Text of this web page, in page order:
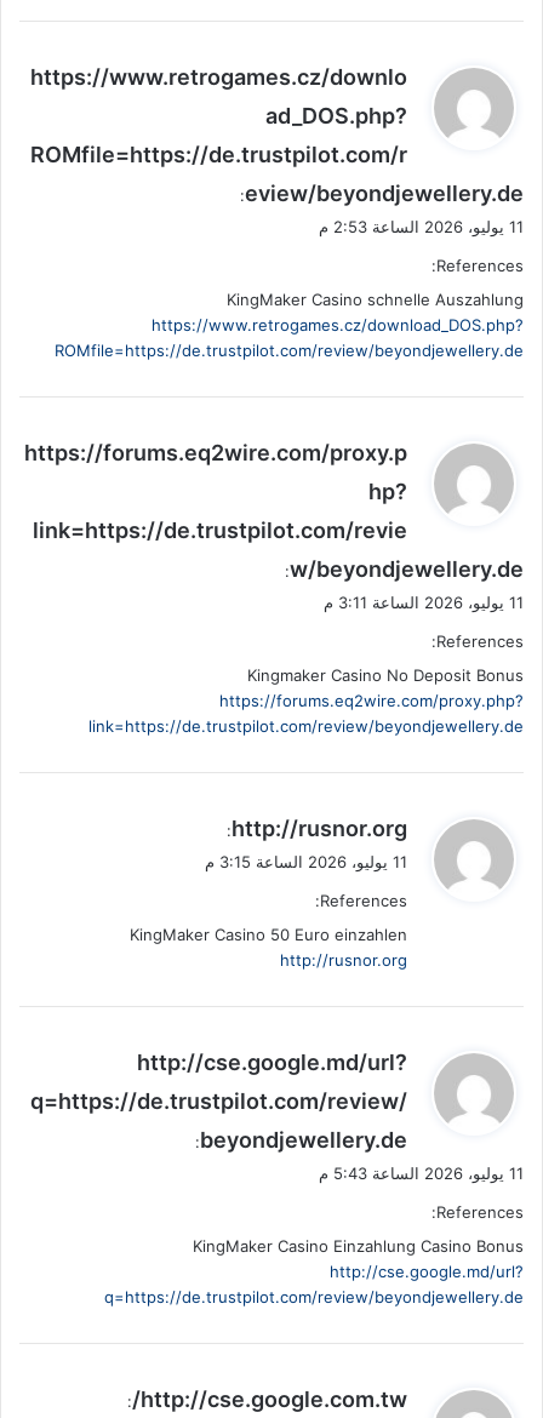
ي
و
ل
https://www.retrogames.cz/downlo
ad_DOS.php?
ROMfile=https://de.trustpilot.com/r
eview/beyondjewellery.de
:
11 يوليو، 2026 الساعة 2:53 م
References:
KingMaker Casino schnelle Auszahlung
https://www.retrogames.cz/download_DOS.php?
ROMfile=https://de.trustpilot.com/review/beyondjewellery.de
ي
و
ل
https://forums.eq2wire.com/proxy.p
hp?
link=https://de.trustpilot.com/revie
w/beyondjewellery.de
:
11 يوليو، 2026 الساعة 3:11 م
References:
Kingmaker Casino No Deposit Bonus
https://forums.eq2wire.com/proxy.php?
link=https://de.trustpilot.com/review/beyondjewellery.de
ي
ل
http://rusnor.org
:
11 يوليو، 2026 الساعة 3:15 م
References:
KingMaker Casino 50 Euro einzahlen
http://rusnor.org
ي
و
ل
http://cse.google.md/url?
q=https://de.trustpilot.com/review/
beyondjewellery.de
:
11 يوليو، 2026 الساعة 5:43 م
References:
KingMaker Casino Einzahlung Casino Bonus
http://cse.google.md/url?
q=https://de.trustpilot.com/review/beyondjewellery.de
يhttp://cse.google.com.tw/
: